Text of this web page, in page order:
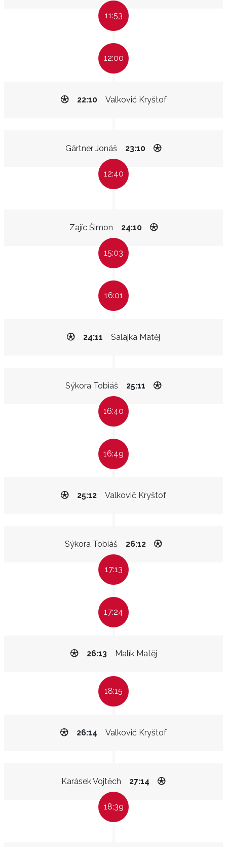
11:53
12:00
Valkovič Kryštof
22:10
Gärtner Jonáš 23:10
12:40
Zajíc Šimon 24:10
15:03
16:01
Salajka Matěj
24:11
Sýkora Tobiáš 25:11
16:40
16:49
Valkovič Kryštof
25:12
Sýkora Tobiáš 26:12
17:13
17:24
Malík Matěj
26:13
18:15
Valkovič Kryštof
26:14
Karásek Vojtěch 27:14
18:39